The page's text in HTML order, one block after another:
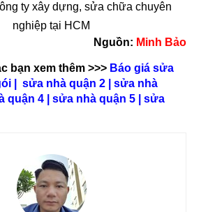
ty xây dựng, sửa chữa chuyên
nghiệp tại HCM
Nguồn: Minh Bảo
bạn xem thêm >>> Báo giá sửa
sửa nhà quận 2
sửa nhà
quận 4 sửa nhà quận 5
sửa